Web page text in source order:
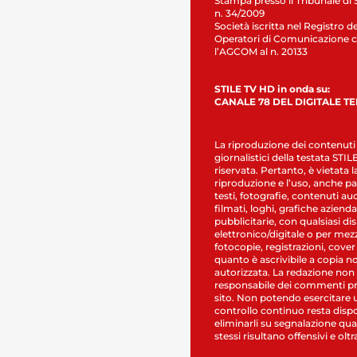
n. 34/2009
Società iscritta nel Registro
Operatori di Comunicazione
l’AGCOM al n. 20133
STILE TV HD in onda su:
CANALE 78 DEL DIGITALE
La riproduzione dei contenuti
giornalistici della testata
riservata. Pertanto, è vietata
riproduzione e l’uso, anche
testi, fotografie, contenuti
filmati, loghi, grafiche
pubblicitarie, con qualsiasi
elettronico/digitale o per
fotocopie, registrazioni,
quanto è ascrivibile a copia
autorizzata. La redazione non
responsabile dei commenti
sito. Non potendo esercitare
controllo continuo resta
eliminarli su segnalazione
stessi risultano offensivi e